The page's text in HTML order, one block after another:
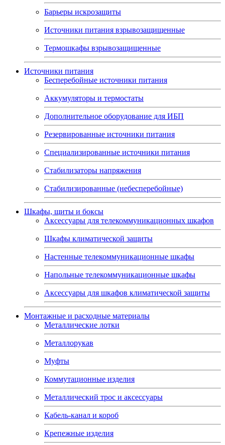
Барьеры искрозащиты
Источники питания взрывозащищенные
Термошкафы взрывозащищенные
Источники питания
Бесперебойные источники питания
Аккумуляторы и термостаты
Дополнительное оборудование для ИБП
Резервированные источники питания
Специализированные источники питания
Стабилизаторы напряжения
Стабилизированные (небесперебойные)
Шкафы, щиты и боксы
Аксессуары для телекоммуникационных шкафов
Шкафы климатической защиты
Настенные телекоммуникационные шкафы
Напольные телекоммуникационные шкафы
Аксессуары для шкафов климатической защиты
Монтажные и расходные материалы
Металлические лотки
Металлорукав
Муфты
Коммутационные изделия
Металлический трос и аксессуары
Кабель-канал и короб
Крепежные изделия